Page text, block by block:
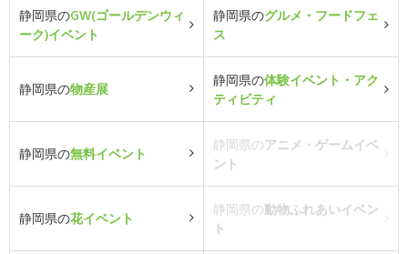
静岡県のGW(ゴールデンウィ
ーク)イベント
静岡県のグルメ・フードフェ
ス
静岡県の物産展
静岡県の体験イベント・アク
ティビティ
静岡県の無料イベント
静岡県のアニメ・ゲームイベ
ント
静岡県の花イベント
静岡県の動物ふれあいイベン
ト